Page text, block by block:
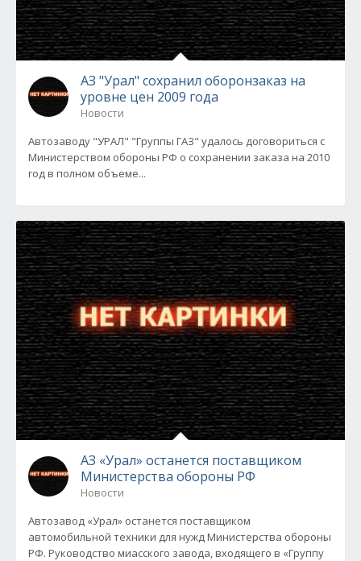
АЗ "Урал" сохранил оборонзаказ на
уровне цен 2009 года
Новости
Автозаводу "УРАЛ" "Группы ГАЗ" удалось договориться с
Министерством обороны РФ о сохранении заказа на 2010
год в полном объеме...
АЗ «Урал» останется поставщиком
Министерства обороны РФ
Новости
Автозавод «Урал» останется поставщиком
автомобильной техники для нужд Министерства обороны
РФ. Руководство миасского завода, входящего в «Группу